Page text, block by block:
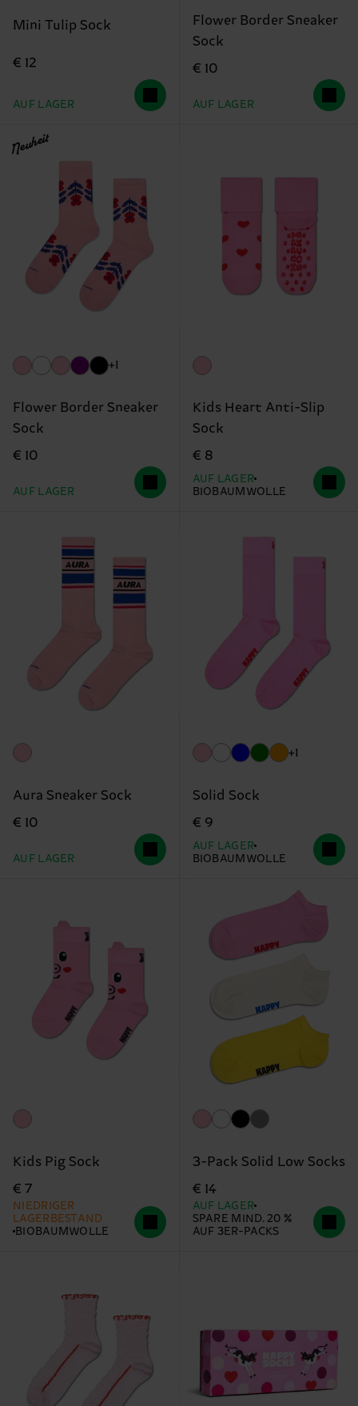
Mini Tulip Sock
€ 12
AUF LAGER
Flower Border Sneaker
Sock
€ 10
AUF LAGER
Neuheit
+1
Flower Border Sneaker
Sock
€ 10
AUF LAGER
Kids Heart Anti-Slip
Sock
€ 8
AUF LAGER
BIOBAUMWOLLE
Aura Sneaker Sock
€ 10
AUF LAGER
+1
Solid Sock
€ 9
AUF LAGER
BIOBAUMWOLLE
Kids Pig Sock
€ 7
NIEDRIGER
LAGERBESTAND
BIOBAUMWOLLE
3-Pack Solid Low Socks
€ 14
AUF LAGER
SPARE MIND. 20 %
AUF 3ER-PACKS